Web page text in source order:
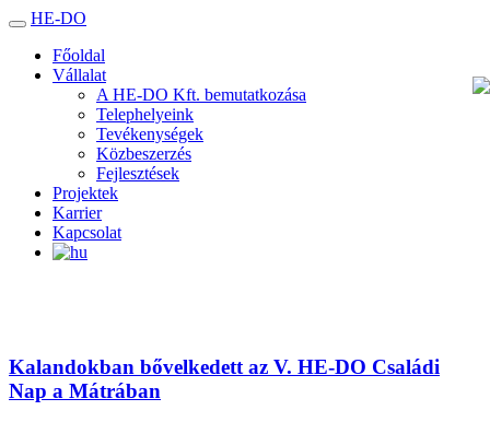
Toggle
navigation
HE-DO
Főoldal
Vállalat
A HE-DO Kft. bemutatkozása
Telephelyeink
Tevékenységek
Közbeszerzés
Fejlesztések
Projektek
Karrier
Kapcsolat
Kalandokban bővelkedett az V. HE-DO Családi
Nap a Mátrában